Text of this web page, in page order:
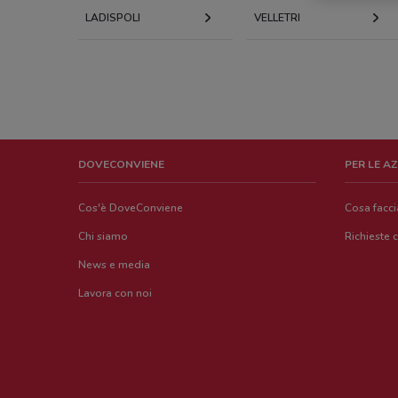
LADISPOLI VELLETRI
DOVECONVIENE
Cos'è DoveConviene
Chi siamo
News e media
Lavora con noi
PER LE
Cosa
Richieste